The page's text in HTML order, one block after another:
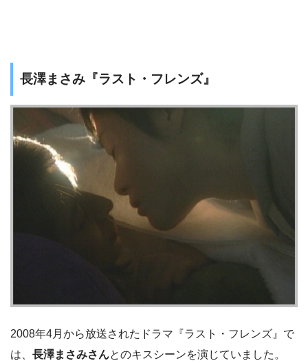
長澤まさみ『ラスト・フレンズ』
2008年4月から放送されたドラマ『ラスト・フレンズ』で
は、 長澤まさみさんとのキスシーンを演じていました。